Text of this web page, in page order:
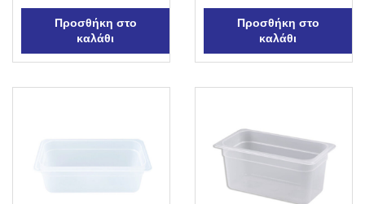
Προσθήκη στο
καλάθι
Προσθήκη στο
καλάθι